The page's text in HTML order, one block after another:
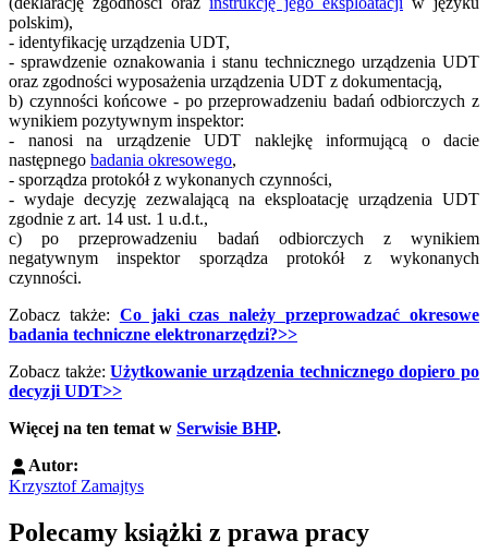
polskim),
- identyfikację urządzenia UDT,
- sprawdzenie oznakowania i stanu technicznego urządzenia UDT
oraz zgodności wyposażenia urządzenia UDT z dokumentacją,
b) czynności końcowe - po przeprowadzeniu badań odbiorczych z
wynikiem pozytywnym inspektor:
- nanosi na urządzenie UDT naklejkę informującą o dacie
następnego badania okresowego,
- sporządza protokół z wykonanych czynności,
- wydaje decyzję zezwalającą na eksploatację urządzenia UDT
zgodnie z art. 14 ust. 1 u.d.t.,
c) po przeprowadzeniu badań odbiorczych z wynikiem
negatywnym inspektor sporządza protokół z wykonanych
czynności.
Zobacz także: Co jaki czas należy przeprowadzać okresowe
badania techniczne elektronarzędzi?>>
Zobacz także:Użytkowanie urządzenia technicznego dopiero po
decyzji UDT>>
Więcej na ten temat w Serwisie BHP.
Autor:
Krzysztof Zamajtys
Polecamy książki z prawa pracy